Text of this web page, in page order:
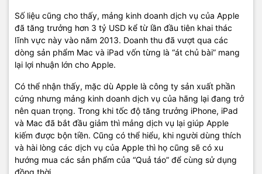
Số liệu cũng cho thấy, mảng kinh doanh dịch vụ của Apple
đã tăng trưởng hơn 3 tỷ USD kể từ lần đầu tiên khai thác
lĩnh vực này vào năm 2013. Doanh thu đã vượt qua các
dòng sản phẩm Mac và iPad vốn từng là “át chủ bài” mang
lại lợi nhuận lớn cho Apple.
Có thể nhận thấy, mặc dù Apple là công ty sản xuất phần
cứng nhưng mảng kinh doanh dịch vụ của hãng lại đang trở
nên quan trọng. Trong khi tốc độ tăng trưởng iPhone, iPad
và Mac đã bắt đầu giảm thì mảng dịch vụ lại giúp Apple
kiếm được bộn tiền. Cũng có thể hiểu, khi người dùng thích
và hài lòng các dịch vụ của Apple thì họ cũng sẽ có xu
hướng mua các sản phẩm của “Quả táo” để cùng sử dụng